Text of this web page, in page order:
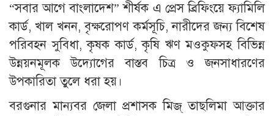
“সবার আগে বাংলাদেশ” শীর্ষক এ প্রেস ব্রিফিংয়ে ফ্যামিলি
কার্ড, খাল খনন, বৃক্ষরোপণ কর্মসূচি, নারীদের জন্য বিশেষ
পরিবহন সুবিধা, কৃষক কার্ড, কৃষি ঋণ মওকুফসহ বিভিন্ন
উন্নয়নমূলক উদ্যোগের বাস্তব চিত্র ও জনসাধারণের
উপকারিতা তুলে ধরা হয়।
বরগুনার মান্যবর জেলা প্রশাসক মিজ্ তাছলিমা আক্তার